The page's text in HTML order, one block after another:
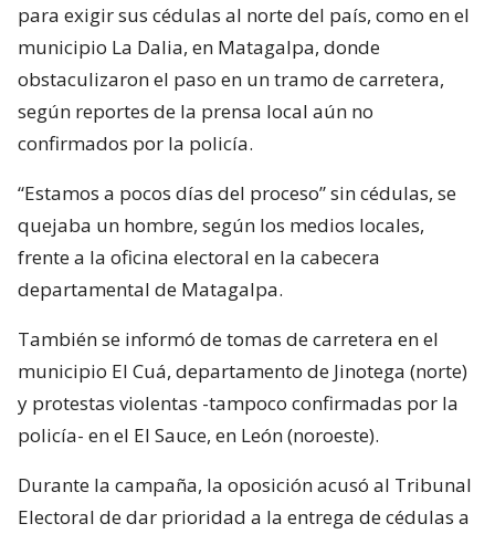
para exigir sus cédulas al norte del país, como en el
municipio La Dalia, en Matagalpa, donde
obstaculizaron el paso en un tramo de carretera,
según reportes de la prensa local aún no
confirmados por la policía.
“Estamos a pocos días del proceso” sin cédulas, se
quejaba un hombre, según los medios locales,
frente a la oficina electoral en la cabecera
departamental de Matagalpa.
También se informó de tomas de carretera en el
municipio El Cuá, departamento de Jinotega (norte)
y protestas violentas -tampoco confirmadas por la
policía- en el El Sauce, en León (noroeste).
Durante la campaña, la oposición acusó al Tribunal
Electoral de dar prioridad a la entrega de cédulas a